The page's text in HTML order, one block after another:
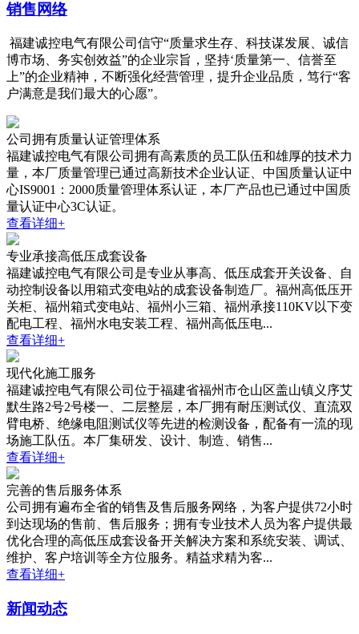
销售网络
福建诚控电气有限公司信守“质量求生存、科技谋发展、诚信
博市场、务实创效益”的企业宗旨，坚持‘质量第一、信誉至
上”的企业精神，不断强化经营管理，提升企业品质，笃行“客
户满意是我们最大的心愿”。
公司拥有质量认证管理体系
福建诚控电气有限公司拥有高素质的员工队伍和雄厚的技术力
量，本厂质量管理已通过高新技术企业认证、中国质量认证中
心IS9001：2000质量管理体系认证，本厂产品也已通过中国质
量认证中心3C认证。
查看详细+
专业承接高低压成套设备
福建诚控电气有限公司是专业从事高、低压成套开关设备、自
动控制设备以用箱式变电站的成套设备制造厂。福州高低压开
关柜、福州箱式变电站、福州小三箱、福州承接110KV以下变
配电工程、福州水电安装工程、福州高低压电...
查看详细+
现代化施工服务
福建诚控电气有限公司位于福建省福州市仓山区盖山镇义序艾
默生路2号2号楼一、二层整层，本厂拥有耐压测试仪、直流双
臂电桥、绝缘电阻测试仪等先进的检测设备，配备有一流的现
场施工队伍。本厂集研发、设计、制造、销售...
查看详细+
完善的售后服务体系
公司拥有遍布全省的销售及售后服务网络，为客户提供72小时
到达现场的售前、售后服务；拥有专业技术人员为客户提供最
优化合理的高低压成套设备开关解决方案和系统安装、调试、
维护、客户培训等全方位服务。精益求精为客...
查看详细+
新闻动态